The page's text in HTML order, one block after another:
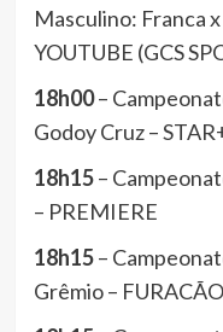
Masculino: Franca
YOUTUBE (GCS
18h00–
Godoy Cruz –
18h15–
– PREMIERE
18h15–
Grêmio –